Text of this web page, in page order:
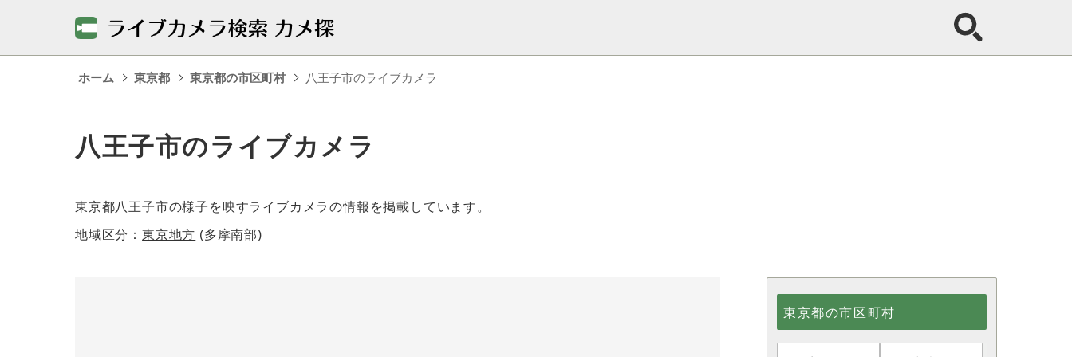
ホーム 東京都 東京都の市区町村 八王子市のライブカメラ
八王子市のライブカメラ
東京都八王子市の様子を映すライブカメラの情報を掲載しています。
地域区分：東京地方 (多摩南部)
東京都の市区町村